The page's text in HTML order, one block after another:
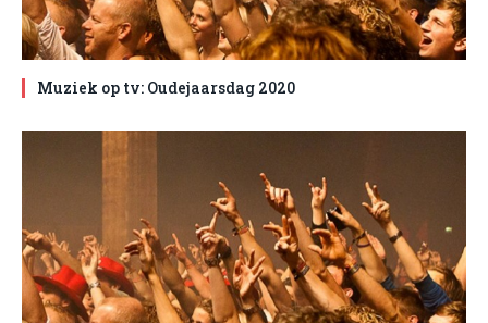
Muziek op tv: Oudejaarsdag 2020